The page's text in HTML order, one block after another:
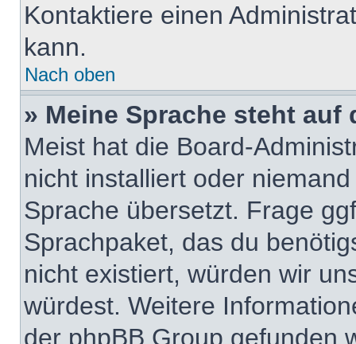
Kontaktiere einen
kann.
Nach oben
» Meine Sprache steht
Meist hat die Board-
nicht installiert oder
Sprache übersetzt. Frage
Sprachpaket, das du
nicht existiert, würden wir
würdest. Weitere
der phpBB Group gefunden